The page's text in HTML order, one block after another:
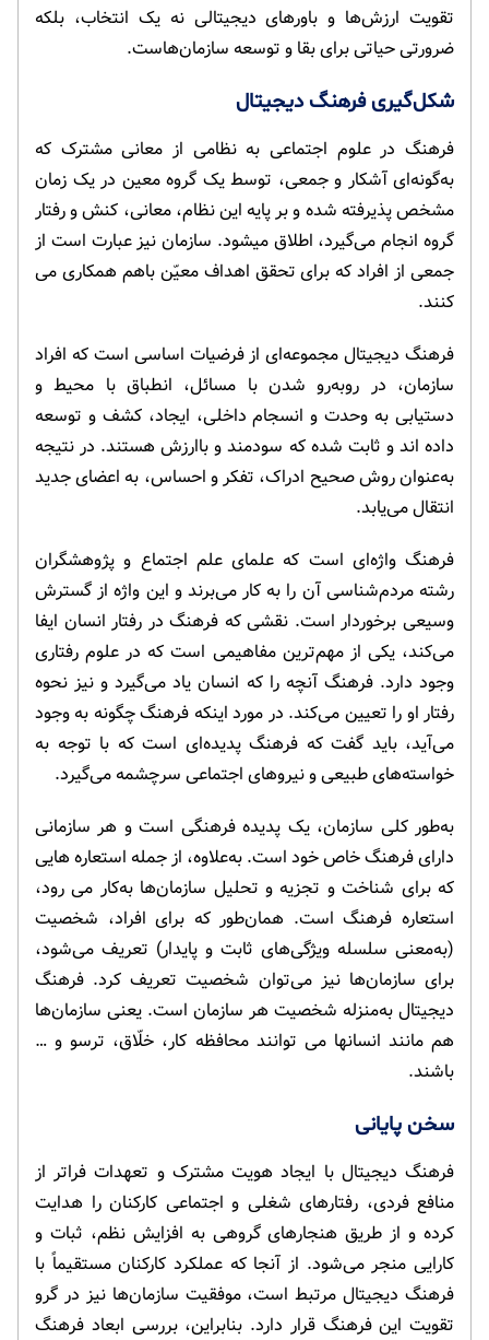
تقویت ارزش‌ها و باورهای دیجیتالی نه یک انتخاب، بلکه
ضرورتی حیاتی برای بقا و توسعه سازمان‌هاست.
شکل‌گیری فرهنگ دیجیتال
فرهنگ در علوم اجتماعی به نظامی از معانی مشترک که
به‌گونه‌ای آشکار و جمعی، توسط یک گروه معین در یک زمان
مشخص پذیرفته شده و بر پایه این نظام، معانی، کنش و رفتار
گروه انجام می‌گیرد، اطلاق میشود. سازمان نیز عبارت است از
جمعی از افراد که برای تحقق اهداف معیّن باهم همکاری می
کنند.
فرهنگ دیجیتال مجموعه‌ای از فرضیات اساسی است که افراد
سازمان، در روبه‌رو شدن با مسائل، انطباق با محیط و
دستیابی به وحدت و انسجام داخلی، ایجاد، کشف و توسعه
داده اند و ثابت شده که سودمند و باارزش هستند. در نتیجه
به‌عنوان روش صحیح ادراک، تفکر و احساس، به اعضای جدید
انتقال می‌یابد.
فرهنگ واژه‌ای است که علمای علم اجتماع و پژوهشگران
رشته مردم‌شناسی آن را به کار می‌برند و این واژه از گسترش
وسیعی برخوردار است. نقشی که فرهنگ در رفتار انسان ایفا
می‌کند، یکی از مهم‌ترین مفاهیمی است که در علوم رفتاری
وجود دارد. فرهنگ آنچه را که انسان یاد می‌گیرد و نیز نحوه
رفتار او را تعیین می‌کند. در مورد اینکه فرهنگ چگونه به وجود
می‌آید، باید گفت که فرهنگ پدیده‌ای است که با توجه به
خواسته‌های طبیعی و نیروهای اجتماعی سرچشمه می‌گیرد.
به‌طور کلی سازمان، یک پدیده فرهنگی است و هر سازمانی
دارای فرهنگ خاص خود است. به‌علاوه، از جمله استعاره هایی
که برای شناخت و تجزیه و تحلیل سازمان‌ها به‌کار می رود،
استعاره فرهنگ است. همان‌طور که برای افراد، شخصیت
(به‌معنی سلسله ویژگی‌های ثابت و پایدار) تعریف می‌شود،
برای سازمان‌ها نیز می­‌توان شخصیت تعریف کرد. فرهنگ
دیجیتال به‌منزله شخصیت هر سازمان است. یعنی سازمان‌ها
هم مانند انسانها می توانند محافظه کار، خلّاق، ترسو و …
باشند.
سخن پایانی
فرهنگ دیجیتال با ایجاد هویت مشترک و تعهدات فراتر از
منافع فردی، رفتارهای شغلی و اجتماعی کارکنان را هدایت
کرده و از طریق هنجارهای گروهی به افزایش نظم، ثبات و
کارایی منجر می‌شود. از آنجا که عملکرد کارکنان مستقیماً با
فرهنگ دیجیتال مرتبط است، موفقیت سازمان‌ها نیز در گرو
تقویت این فرهنگ قرار دارد. بنابراین، بررسی ابعاد فرهنگ